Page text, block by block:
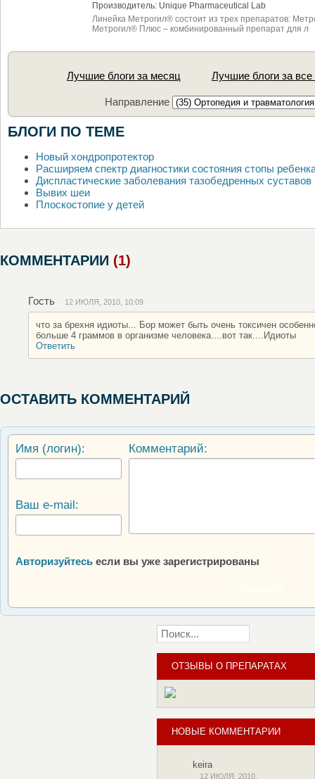
Производитель: Unique Pharmaceutical Lab
Линейка Метрогил® состоит из трех препаратов:
Метрогил® Плюс – комбинированный препарат для л
Лучшие блоги за месяц Лучшие блоги за
Направление
БЛОГИ ПО ТЕМЕ
Новый хондропротектор
Расширяем спектр диагностики состояния стопы
Диспластические заболевания тазобедренных суставов
Вывих шеи
Плоскостопие у детей
КОММЕНТАРИИ (1)
Гость 12 ИЮЛЯ, 2010, 10:09
что за брехня идиоты... Бор может быть очень токсичен
больше 4 граммов в организме человека....вот так....Идиоты
Ответить
ОСТАВИТЬ КОММЕНТАРИЙ
Имя (логин):
Ваш e-mail:
Комментарий:
Авторизуйтесь если вы уже зарегистрированы
ОТЗЫВЫ О ПРЕПАРАТАХ
НОВЫЕ КОММЕНТАРИИ
keira
12 ИЮЛЯ, 2010,